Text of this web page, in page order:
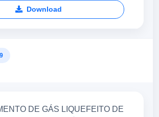
Download
DE GÁS LIQUEFEITO DE